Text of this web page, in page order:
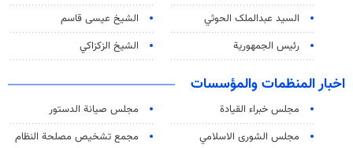
السید عبدالملک الحوثي
الشيخ عيسى قاسم
رئيس الجمهورية
الشيخ الزكزاكي
اخبار المنظمات والمؤسسات
مجلس خبراء القيادة
مجلس صيانة الدستور
مجلس الشورى الاسلامي
مجمع تشخيص مصلحة النظام